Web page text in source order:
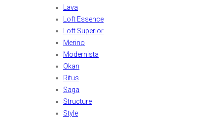
Lava
Loft Essence
Loft Superior
Merino
Modernista
Okan
Ritus
Saga
Structure
Style